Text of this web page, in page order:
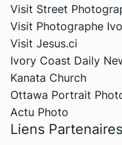
Visit Street
Visit Photographe
Visit Jesus.ci
Ivory Coast Daily
Kanata Church
Ottawa Portrait
Actu Photo
Liens Partenaires